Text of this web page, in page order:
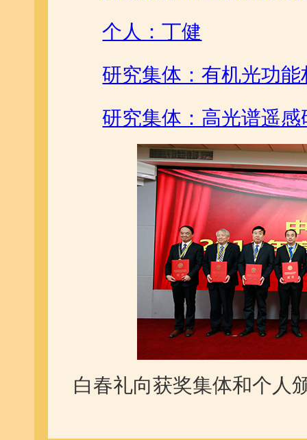
个人：丁健
研究集体：有机光功
研究集体：高光谱遥感
白春礼向获奖集体和个人